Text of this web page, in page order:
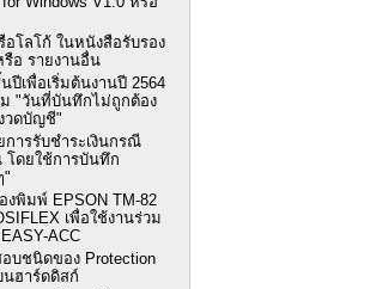
อโลโก้ ในหนังสือรับรอง
รือ รายงานอื่น
ปีเพื่อเริ่มต้นงานปี 2564
"วันที่บันทึกไม่ถูกต้อง
วดบัญชี"
การรับชำระเงินกรณี
โดยใช้การบันทึก
"
งพิมพ์ EPSON TM-82
เพื่อใช้งานร่วม
ACC
บชนิดของ Protection
นฮาร์ดดิสก์